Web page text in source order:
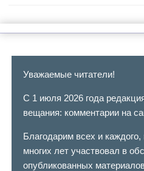
Уважаемые читатели!
С 1 июля 2026 года
вещания: комментарии на
Благодарим всех и каждого,
многих лет участвовал в
опубликованных